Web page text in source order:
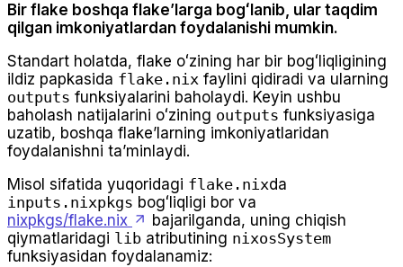
Bir flake boshqa flakeʼlarga bogʻlanib, ular taqdim
qilgan imkoniyatlardan foydalanishi mumkin.
Standart holatda, flake oʻzining har bir bogʻliqligining
ildiz papkasida flake.nix faylini qidiradi va ularning
outputs funksiyalarini baholaydi. Keyin ushbu
baholash natijalarini oʻzining outputs funksiyasiga
uzatib, boshqa flakeʼlarning imkoniyatlaridan
foydalanishni taʼminlaydi.
Misol sifatida yuqoridagi flake.nixda
inputs.nixpkgs bogʻliqligi bor va
nixpkgs/flake.nix
bajarilganda, uning chiqish
qiymatlaridagi lib atributining nixosSystem
funksiyasidan foydalanamiz: